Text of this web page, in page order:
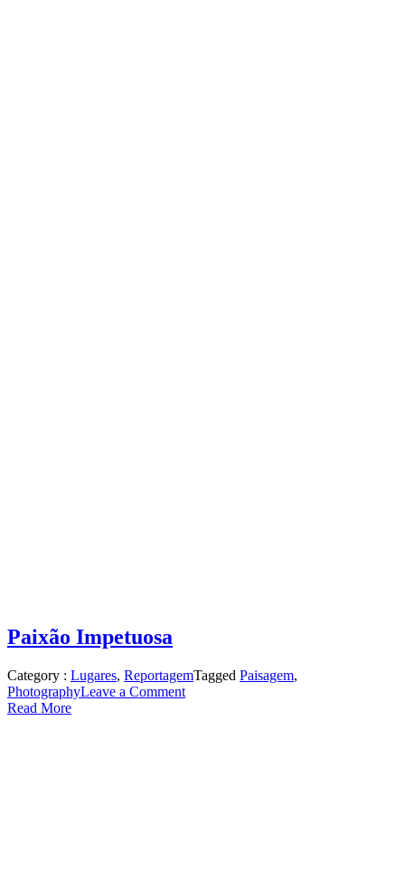
Paixão Impetuosa
Category : Lugares, ReportagemTagged Paisagem,
PhotographyLeave a Commenton
Read More